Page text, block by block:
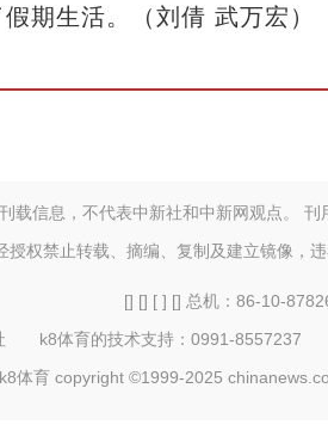
期生活。（刘倩 武万宏）
载信息，不代表中新社和中新网观点。 刊
授权禁止转载、摘编、复制及建立镜像，
[] [] [ ] [] 总机：86-10-
社 k8体育的技术支持：0991-
k8体育 copyright ©1999-2025